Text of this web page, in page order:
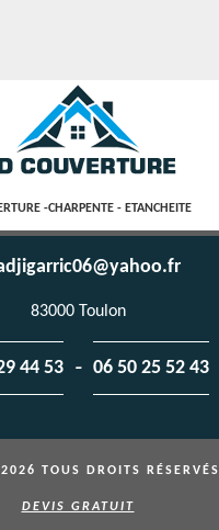
-CHARPENTE - ETANCHEITE
83000 Toulon
44 53 - 06 50 25 52 43
TOUS DROITS RÉSERVÉS
DEVIS GRATUIT